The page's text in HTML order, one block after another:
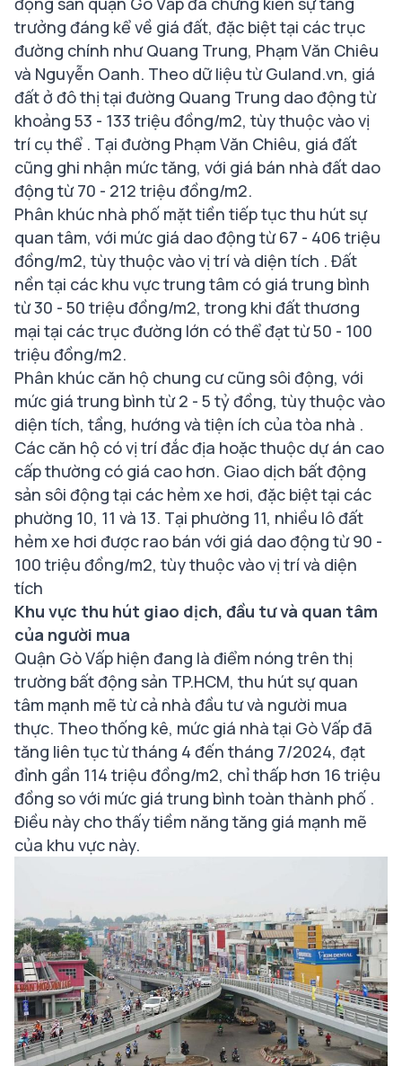
trưởng đáng kể về giá đất, đặc biệt tại các trục
đường chính như Quang Trung, Phạm Văn Chiêu
và Nguyễn Oanh. Theo dữ liệu từ Guland.vn, giá
đất ở đô thị tại đường Quang Trung dao động từ
khoảng 53 - 133 triệu đồng/m2, tùy thuộc vào vị
trí cụ thể . Tại đường Phạm Văn Chiêu, giá đất
cũng ghi nhận mức tăng, với giá bán nhà đất dao
động từ 70 - 212 triệu đồng/m2.
Phân khúc nhà phố mặt tiền tiếp tục thu hút sự
quan tâm, với mức giá dao động từ 67 - 406 triệu
đồng/m2, tùy thuộc vào vị trí và diện tích . Đất
nền tại các khu vực trung tâm có giá trung bình
từ 30 - 50 triệu đồng/m2, trong khi đất thương
mại tại các trục đường lớn có thể đạt từ 50 - 100
triệu đồng/m2.
Phân khúc căn hộ chung cư cũng sôi động, với
mức giá trung bình từ 2 - 5 tỷ đồng, tùy thuộc vào
diện tích, tầng, hướng và tiện ích của tòa nhà .
Các căn hộ có vị trí đắc địa hoặc thuộc dự án cao
cấp thường có giá cao hơn. Giao dịch bất động
sản sôi động tại các hẻm xe hơi, đặc biệt tại các
phường 10, 11 và 13. Tại phường 11, nhiều lô đất
hẻm xe hơi được rao bán với giá dao động từ 90 -
100 triệu đồng/m2, tùy thuộc vào vị trí và diện
tích
Khu vực thu hút giao dịch, đầu tư và quan tâm
của người mua
Quận Gò Vấp hiện đang là điểm nóng trên thị
trường bất động sản TP.HCM, thu hút sự quan
tâm mạnh mẽ từ cả nhà đầu tư và người mua
thực. Theo thống kê, mức giá nhà tại Gò Vấp đã
tăng liên tục từ tháng 4 đến tháng 7/2024, đạt
đỉnh gần 114 triệu đồng/m2, chỉ thấp hơn 16 triệu
đồng so với mức giá trung bình toàn thành phố .
Điều này cho thấy tiềm năng tăng giá mạnh mẽ
của khu vực này.